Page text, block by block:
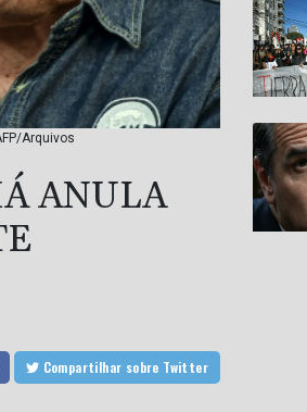
Arquivos
ANULA
Compartilhar sobre Twitter